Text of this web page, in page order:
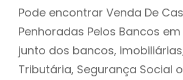
Pode encontrar Venda De
Penhoradas Pelos Bancos
junto dos bancos,
Tributária, Segurança Social